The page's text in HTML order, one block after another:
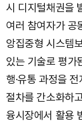
시 디지털채권을
여러 참여자가 공
앙집중형 시스템
있는 기술로 평가
행·유통 과정을
절차를 간소화하
융시장에서 활용